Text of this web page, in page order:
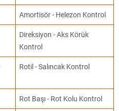
Amortisör - Helezon Kontrol
Direksiyon - Aks Körük
Kontrol
Rotil - Salıncak Kontrol
Rot Başı - Rot Kolu Kontrol